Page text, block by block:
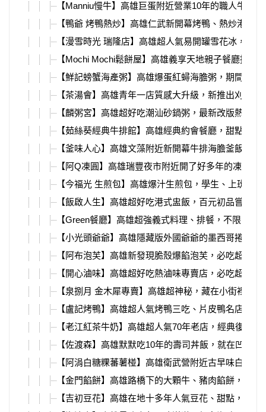
【Manniu慢牛】高雄巨蛋附近營業10年的職人牛肉
【鴨爺 烤鴨熱炒】高雄仁武新開幕烤鴨、熱炒港點
【漫雪時光 瑞隆店】高雄超人氣易開罐雪花冰，夏
【Mochi Mochi鬆餅屋】高雄義享天地親子餐廳推薦
【鮮記螃蟹海產粥】高雄爆蛋紅蟳海膽粥，期間限定
【茶湯會】高雄青年一店質感大升級，新推出刈包
【麟粥宮】高雄超好吃潮汕砂鍋粥，最新改版熱炒、
【茹絲葵經典牛排館】高雄經典約會餐廳，甜點必吃
【釜味人心】高雄文藻附近新開幕牛排海膽釜飯，
【阿Q凍圓】高雄瑞豐夜市附近開了好多年的凍圓，
【今福光 生煎包】高雄爆汁生煎包，學生、上班族
【飯啟人生】高雄超好吃港式盅飯，百元初品嘗粵菜
【Green餐廳】高雄超強義式料理、排餐，不限時不
【小光頭爺爺】高雄隱藏版外國爺爺的墨西哥捲餅
【阿布泡芙】高雄新發現脆殼爆餡泡芙，必吃超特別
【開心滷味】高雄超好吃熱滷味專賣店，必吃超入味
【泉捌月 金木犀專賣】高雄超神秘，藏在小街裡的
【盧記烤鴨】高雄超人氣烤鴨三吃、片皮鴨名店，鳥
【老江紅茶牛奶】高雄超人氣70年老店，經典復刻
【佐渡森】高雄默默吃10年的壽司丼飯，就在凹子
【阿涓白糖粿蕃薯椪】高雄衛武營附近古早味白糖
【金門餡餅】高雄路橋下的大顆牛、豬肉餡餅，一
【吉初豆花】高雄在地十多年人氣豆花、甜點，必